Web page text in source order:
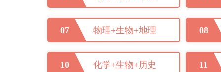
07 物理+生物+地理 08
10 化学+生物+历史 11